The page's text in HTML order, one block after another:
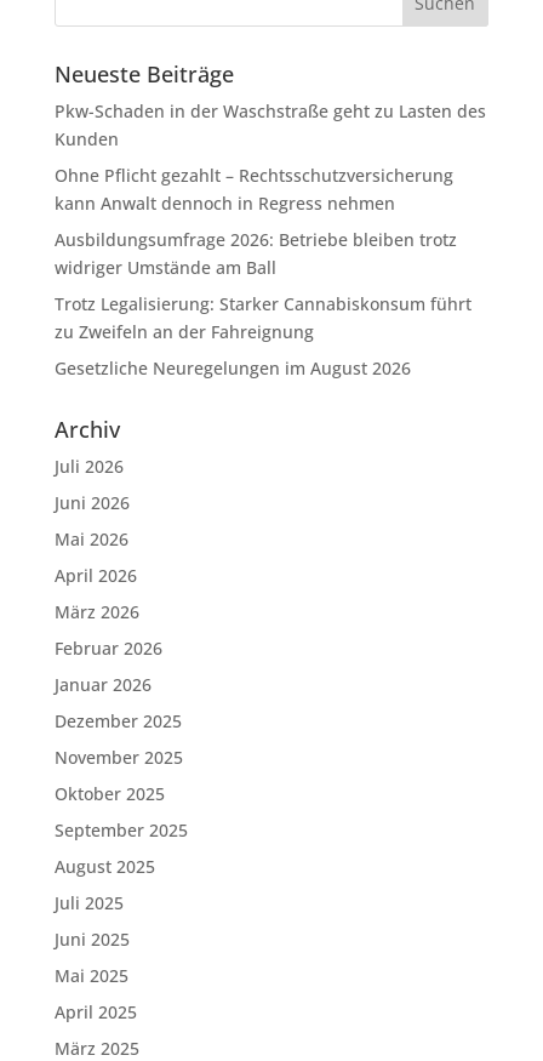
Neueste Beiträge
Pkw-Schaden in der Waschstraße geht zu Lasten des
Kunden
Ohne Pflicht gezahlt – Rechtsschutzversicherung
kann Anwalt dennoch in Regress nehmen
Ausbildungsumfrage 2026: Betriebe bleiben trotz
widriger Umstände am Ball
Trotz Legalisierung: Starker Cannabiskonsum führt
zu Zweifeln an der Fahreignung
Gesetzliche Neuregelungen im August 2026
Archiv
Juli 2026
Juni 2026
Mai 2026
April 2026
März 2026
Februar 2026
Januar 2026
Dezember 2025
November 2025
Oktober 2025
September 2025
August 2025
Juli 2025
Juni 2025
Mai 2025
April 2025
März 2025